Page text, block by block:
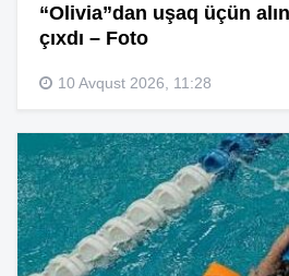
“Olivia”dan uşaq üçün
çıxdı – Foto
10 Avqust 2026, 11:28